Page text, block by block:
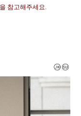
참고해주세요.